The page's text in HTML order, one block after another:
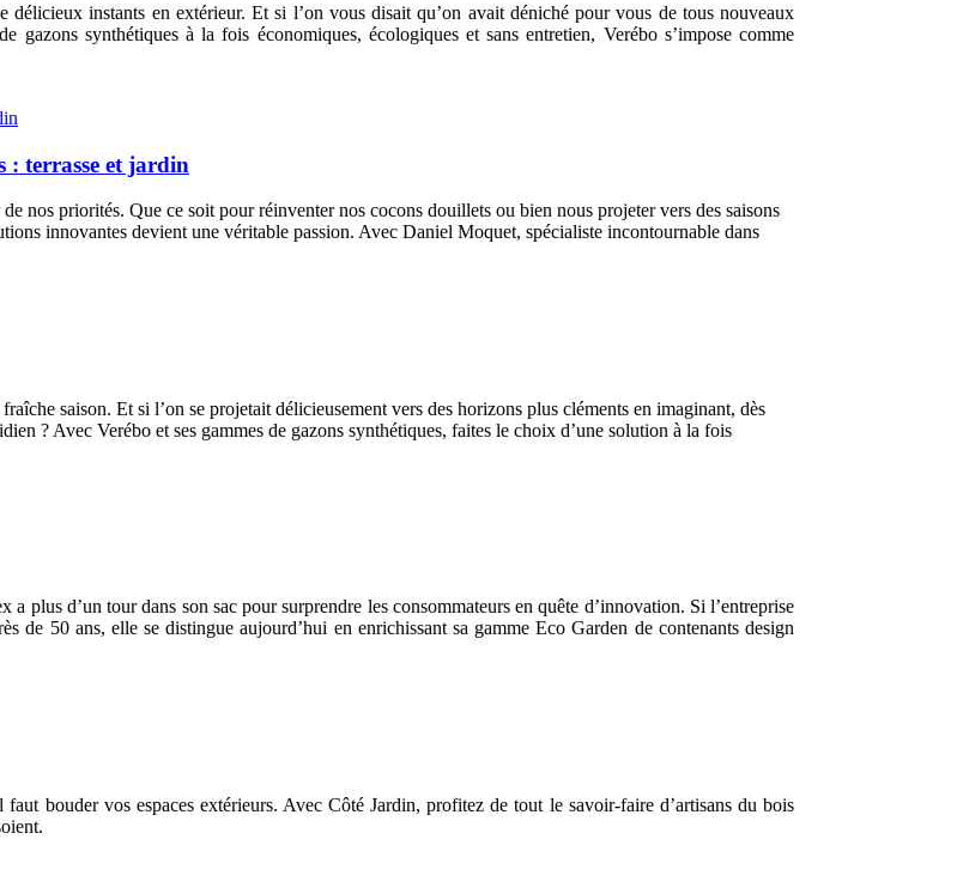
instants en extérieur. Et si l’on vous disait qu’on avait déniché pour vous de tous nouveaux
synthétiques à la fois économiques, écologiques et sans entretien, Verébo s’impose comme
: terrasse et jardin
nos priorités. Que ce soit pour réinventer nos cocons douillets ou bien nous projeter vers des saisons
innovantes devient une véritable passion. Avec Daniel Moquet, spécialiste incontournable dans
saison. Et si l’on se projetait délicieusement vers des horizons plus cléments en imaginant, dès
? Avec Verébo et ses gammes de gazons synthétiques, faites le choix d’une solution à la fois
plus d’un tour dans son sac pour surprendre les consommateurs en quête d’innovation. Si l’entreprise
de 50 ans, elle se distingue aujourd’hui en enrichissant sa gamme Eco Garden de contenants design
bouder vos espaces extérieurs. Avec Côté Jardin, profitez de tout le savoir-faire d’artisans du bois